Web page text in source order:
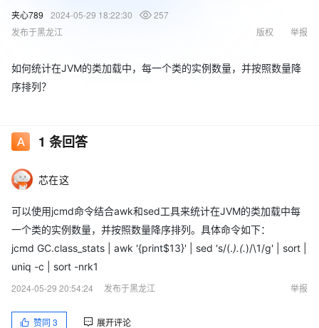
夹心789 2024-05-29 18:22:30
257
发布于黑龙江
举报
版权
如何统计在JVM的类加载中，每一个类的实例数量，并按照数量降
序排列？
1 条回答
芯在这
可以使用jcmd命令结合awk和sed工具来统计在JVM的类加载中每
一个类的实例数量，并按照数量降序排列。具体命令如下：
jcmd GC.class_stats | awk '{print$13}' | sed 's/(.).(.)/\1/g' | sort |
uniq -c | sort -nrk1
2024-05-29 20:54:24
发布于黑龙江 举报
赞同 3 展开评论